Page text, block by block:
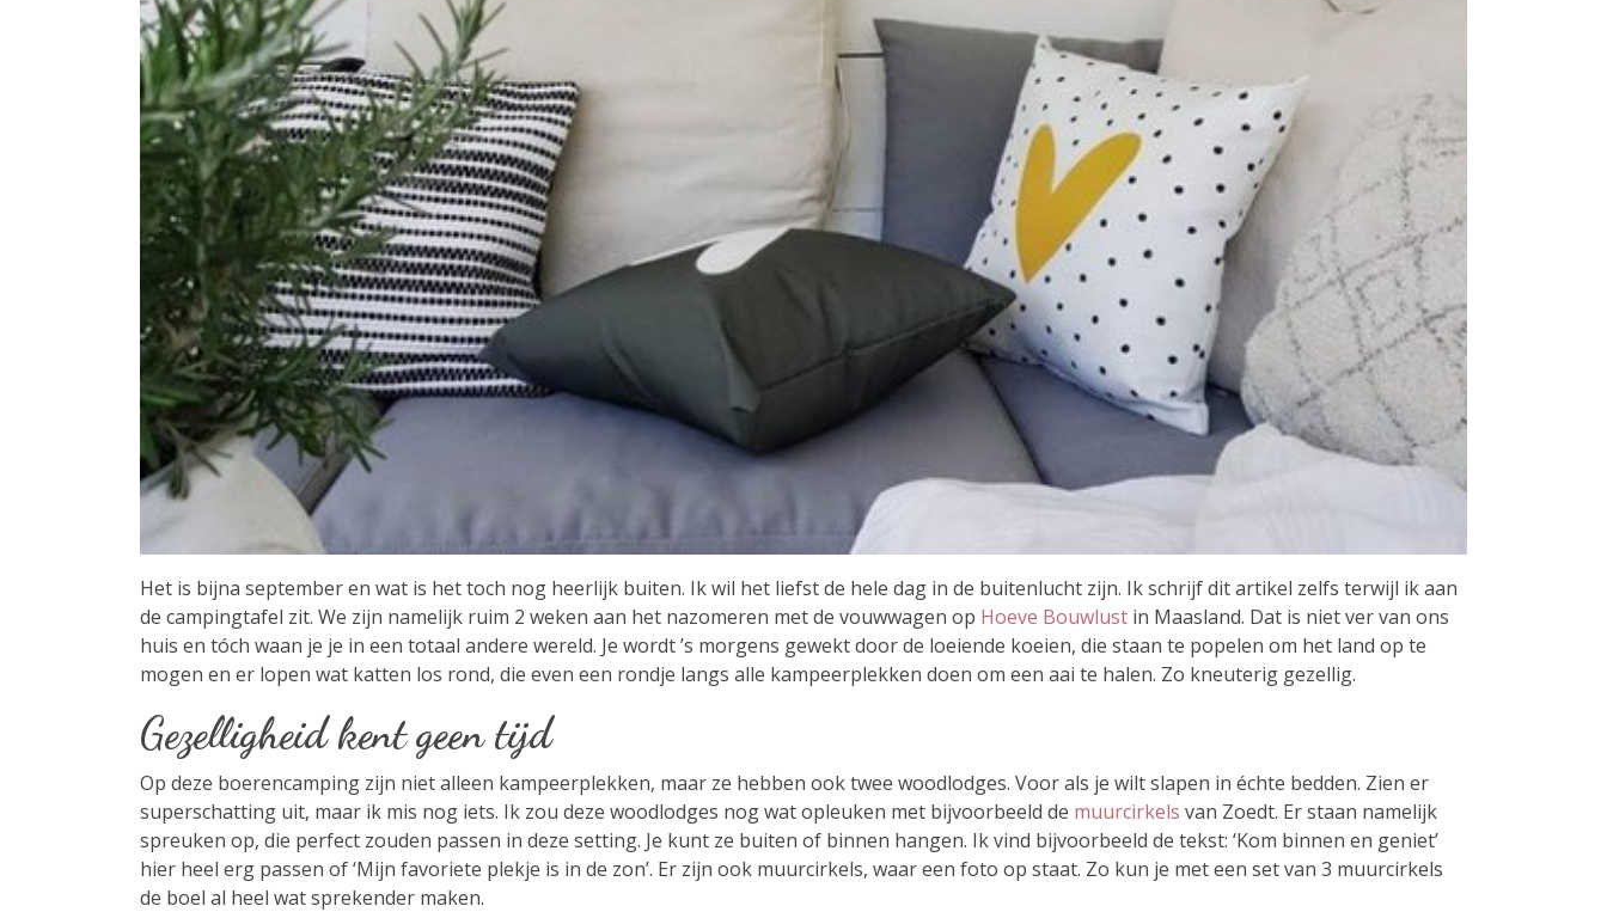
Het is bijna september en wat is het toch nog heerlijk buiten. Ik wil het liefst de hele dag in de buitenlucht zijn. Ik schrijf dit artikel zelfs terwijl ik aan
de campingtafel zit. We zijn namelijk ruim 2 weken aan het nazomeren met de vouwwagen op Hoeve Bouwlust in Maasland. Dat is niet ver van ons
huis en tóch waan je je in een totaal andere wereld. Je wordt ’s morgens gewekt door de loeiende koeien, die staan te popelen om het land op te
mogen en er lopen wat katten los rond, die even een rondje langs alle kampeerplekken doen om een aai te halen. Zo kneuterig gezellig.
Gezelligheid kent geen tijd
Op deze boerencamping zijn niet alleen kampeerplekken, maar ze hebben ook twee woodlodges. Voor als je wilt slapen in échte bedden. Zien er
superschatting uit, maar ik mis nog iets. Ik zou deze woodlodges nog wat opleuken met bijvoorbeeld de muurcirkels van Zoedt. Er staan namelijk
spreuken op, die perfect zouden passen in deze setting. Je kunt ze buiten of binnen hangen. Ik vind bijvoorbeeld de tekst: ‘Kom binnen en geniet’
hier heel erg passen of ‘Mijn favoriete plekje is in de zon’. Er zijn ook muurcirkels, waar een foto op staat. Zo kun je met een set van 3 muurcirkels
de boel al heel wat sprekender maken.